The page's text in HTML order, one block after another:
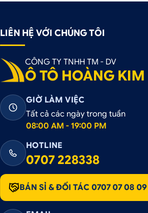
LIÊN HỆ VỚI CHÚNG TÔI
CÔNG TY TNHH TM - DV
Ô TÔ HOÀNG KIM
GIỜ LÀM VIỆC
Tất cả các ngày trong tuần
08:00 AM - 19:00 PM
HOTLINE
0707 228338
BÁN SỈ & ĐỐI TÁC 0707 07 08 09